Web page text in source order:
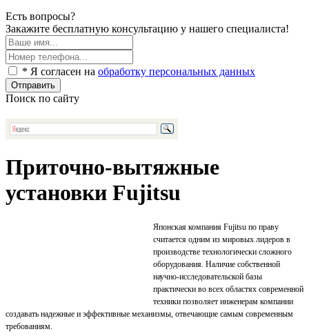
Есть вопросы?
Закажите бесплатную консультацию у нашего специалиста!
* Я согласен на обработку персональных данных
Отправить
Поиск по сайту
Приточно-вытяжные
установки Fujitsu
Японская компания Fujitsu по праву
считается одним из мировых лидеров в
производстве технологически сложного
оборудования. Наличие собственной
научно-исследовательской базы
практически во всех областях современной
техники позволяет инженерам компании
создавать надежные и эффективные механизмы, отвечающие самым современным
требованиям.